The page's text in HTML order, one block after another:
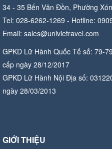
34 - 35 Bến Vân Đồn, Phường
Tel: 028-6262-1269 - Hotline:
Email: sales@univietravel.com
GPKD Lữ Hành Quốc Tế số: 79-
cấp ngày 28/12/2017
GPKD Lữ Hành Nội Địa số:
ngày 28/03/2013
GIỚI THIỆU